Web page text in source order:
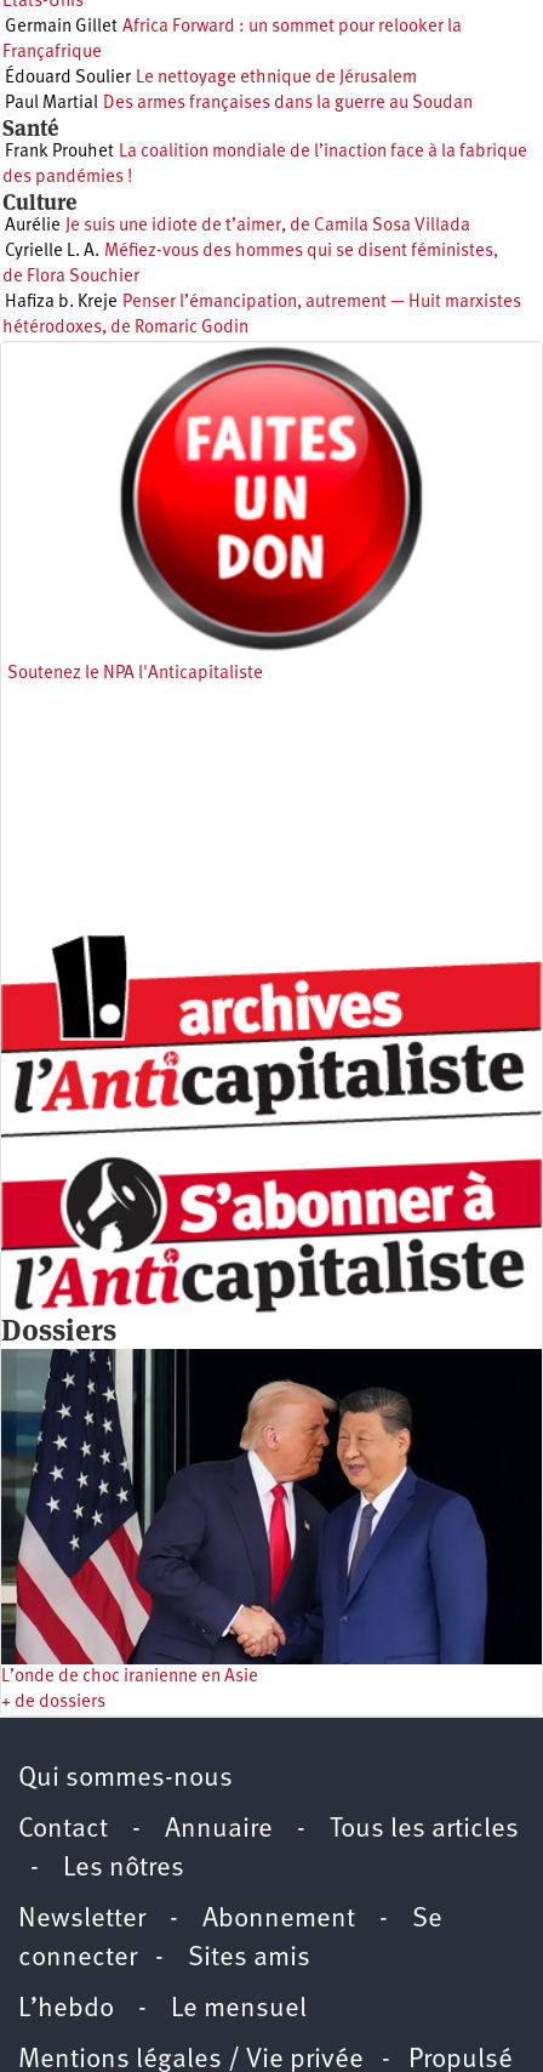
Germain Gillet Africa Forward : un sommet pour relooker la
Françafrique
Édouard Soulier Le nettoyage ethnique de Jérusalem
Paul Martial Des armes françaises dans la guerre au Soudan
Santé
Frank Prouhet La coalition mondiale de l’inaction face à la fabrique
des pandémies !
Culture
Aurélie Je suis une idiote de t’aimer, de Camila Sosa Villada
Cyrielle L. A. Méfiez-vous des hommes qui se disent féministes,
de Flora Souchier
Hafiza b. Kreje Penser l’émancipation, autrement — Huit marxistes
hétérodoxes, de Romaric Godin
Soutenez le NPA l'Anticapitaliste
Dossiers
L’onde de choc iranienne en Asie
+ de dossiers
Qui sommes-nous
Contact - Annuaire -
Tous les articles
- Les nôtres
Newsletter- Abonnement - Se
connecter- Sites amis
L’hebdo - Le mensuel
Mentions légales / Vie privée - Propulsé